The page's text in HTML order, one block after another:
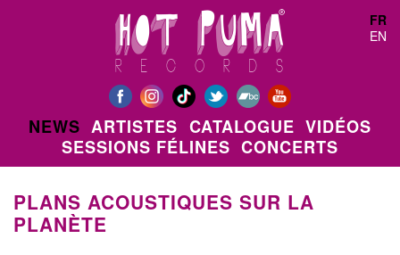
FR
EN
NEWS ARTISTES CATALOGUE VIDÉOS
SESSIONS FÉLINES CONCERTS
PLANS ACOUSTIQUES SUR LA
PLANÈTE